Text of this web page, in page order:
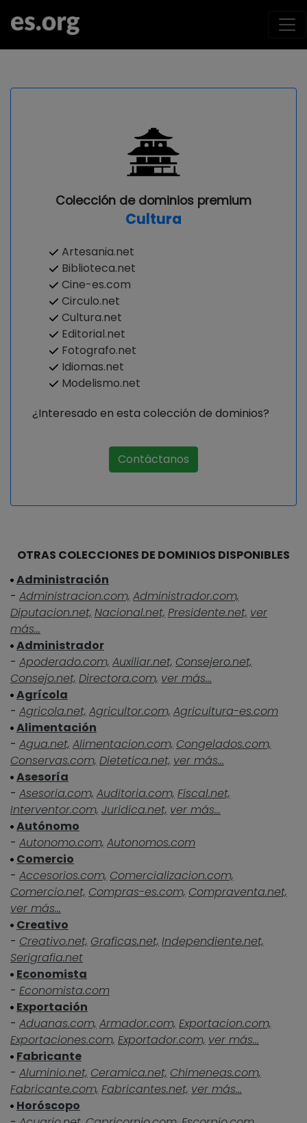
Colección de dominios premium
Cultura
Artesania.net
Biblioteca.net
Cine-es.com
Circulo.net
Cultura.net
Editorial.net
Fotografo.net
Idiomas.net
Modelismo.net
¿Interesado en esta colección de dominios?
Contáctanos
OTRAS COLECCIONES DE DOMINIOS DISPONIBLES
Administración
- Administracion.com, Administrador.com,
Diputacion.net, Nacional.net, Presidente.net, ver
más...
Administrador
- Apoderado.com, Auxiliar.net, Consejero.net,
Consejo.net, Directora.com, ver más...
Agrícola
- Agricola.net, Agricultor.com, Agricultura-es.com
Alimentación
- Agua.net, Alimentacion.com, Congelados.com,
Conservas.com, Dietetica.net, ver más...
Asesoría
- Asesoria.com, Auditoria.com, Fiscal.net,
Interventor.com, Juridica.net, ver más...
Autónomo
- Autonomo.com, Autonomos.com
Comercio
- Accesorios.com, Comercializacion.com,
Comercio.net, Compras-es.com, Compraventa.net,
ver más...
Creativo
- Creativo.net, Graficas.net, Independiente.net,
Serigrafia.net
Economista
- Economista.com
Exportación
- Aduanas.com, Armador.com, Exportacion.com,
Exportaciones.com, Exportador.com, ver más...
Fabricante
- Aluminio.net, Ceramica.net, Chimeneas.com,
Fabricante.com, Fabricantes.net, ver más...
Horóscopo